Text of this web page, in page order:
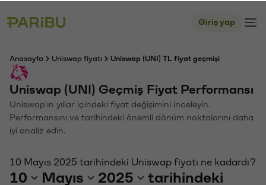
Giriş yap
Anasayfa Uniswap fiyatı Uniswap (UNI) TL fiyat geçmişi
Uniswap (UNI) Geçmiş Fiyat Performansı
Uniswap'ın yıllar içindeki fiyat değişimini inceleyin.
Performansını ve tarihindeki önemli dönüm noktalarını daha
iyi analiz edin.
10 Mayıs 2025 tarihindeki Uniswap fiyatı ne kadardı?
10 Mayıs 2025
tarihindeki